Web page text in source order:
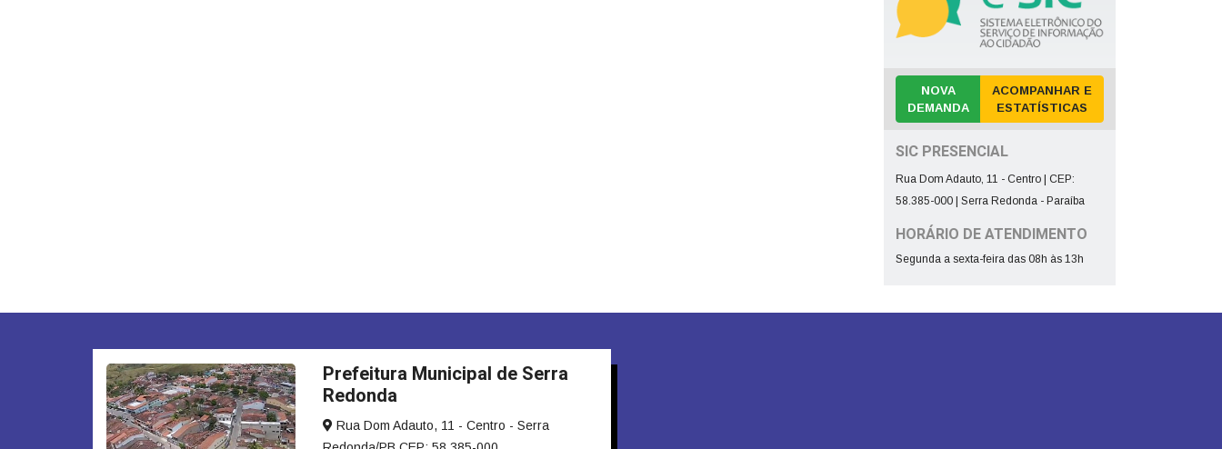
NOVA
DEMANDA
ACOMPANHAR E
ESTATÍSTICAS
SIC PRESENCIAL
Rua Dom Adauto, 11 - Centro | CEP:
58.385-000 | Serra Redonda - Paraíba
HORÁRIO DE ATENDIMENTO
Segunda a sexta-feira das 08h às 13h
Prefeitura Municipal de Serra
Redonda
Rua Dom Adauto, 11 - Centro - Serra